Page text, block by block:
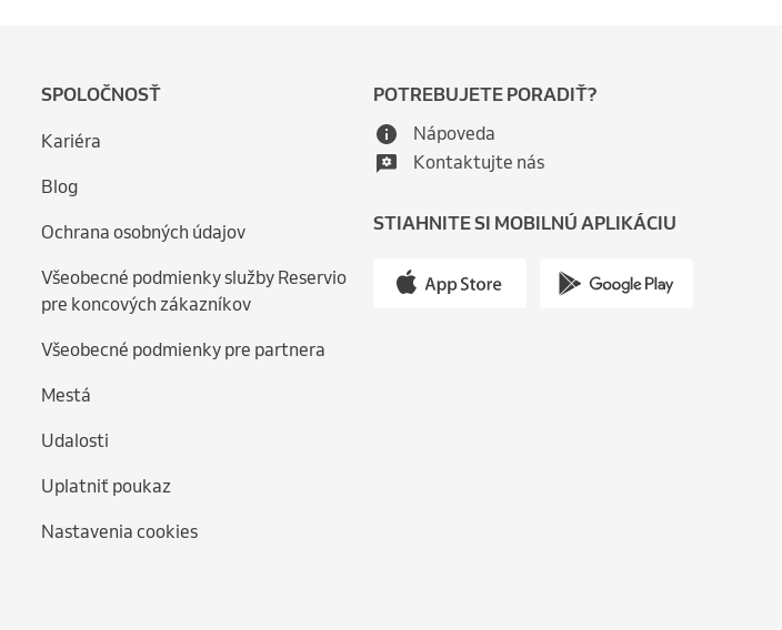
SPOLOČNOSŤ
Kariéra
Blog
Ochrana osobných údajov
Všeobecné podmienky služby Reservio
pre koncových zákazníkov
Všeobecné podmienky pre partnera
Mestá
Udalosti
Uplatniť poukaz
Nastavenia cookies
POTREBUJETE PORADIŤ?
Nápoveda
Kontaktujte nás
STIAHNITE SI MOBILNÚ APLIKÁCIU